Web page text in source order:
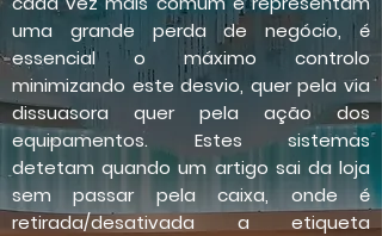
uma grande perda de negócio, é
essencial o máximo controlo
minimizando este desvio, quer pela via
dissuasora quer pela ação dos
equipamentos. Estes sistemas
detetam quando um artigo sai da loja
sem passar pela caixa, onde é
retirada/desativada a etiqueta